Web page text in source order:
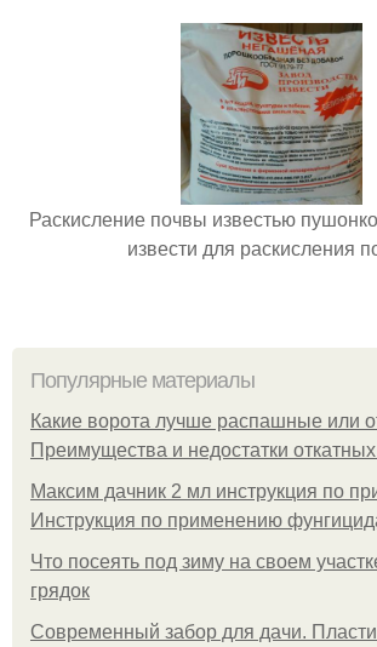
Раскисление почвы известью
извести для раскисления
Популярные материалы
Какие ворота лучше распашные или
Преимущества и недостатки
Максим дачник 2 мл инструкция по
Инструкция по применению
Что посеять под зиму на своем
грядок
Современный забор для дачи.